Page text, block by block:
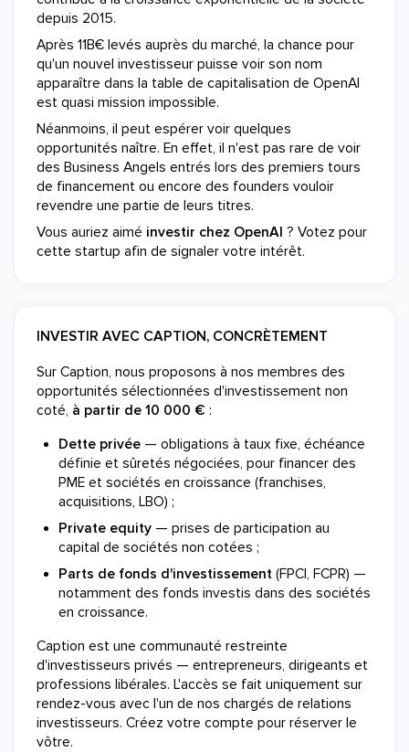
depuis 2015.
Après 11B€ levés auprès du marché, la chance pour
qu'un nouvel investisseur puisse voir son nom
apparaître dans la table de capitalisation de OpenAI
est quasi mission impossible.
Néanmoins, il peut espérer voir quelques
opportunités naître. En effet, il n'est pas rare de voir
des Business Angels entrés lors des premiers tours
de financement ou encore des founders vouloir
revendre une partie de leurs titres.
Vous auriez aimé investir chez OpenAI ? Votez pour
cette startup afin de signaler votre intérêt.
INVESTIR AVEC CAPTION, CONCRÈTEMENT
Sur Caption, nous proposons à nos membres des
opportunités sélectionnées d'investissement non
coté, à partir de 10 000 € :
Dette privée — obligations à taux fixe, échéance
définie et sûretés négociées, pour financer des
PME et sociétés en croissance (franchises,
acquisitions, LBO) ;
Private equity — prises de participation au
capital de sociétés non cotées ;
Parts de fonds d'investissement (FPCI, FCPR) —
notamment des fonds investis dans des sociétés
en croissance.
Caption est une communauté restreinte
d'investisseurs privés — entrepreneurs, dirigeants et
professions libérales. L'accès se fait uniquement sur
rendez-vous avec l'un de nos chargés de relations
investisseurs. Créez votre compte pour réserver le
vôtre.